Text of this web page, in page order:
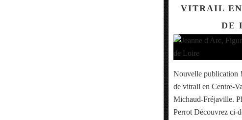
VITRAIL
DE
Nouvelle publication
de vitrail en Centre-
Michaud-Fréjaville.
Perrot Découvrez ci-